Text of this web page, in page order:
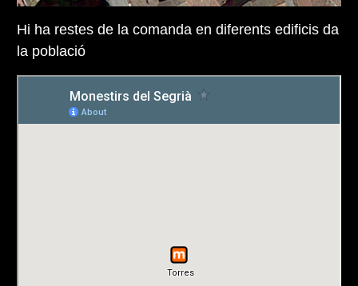
Hi ha restes de la comanda en diferents edificis da
la població